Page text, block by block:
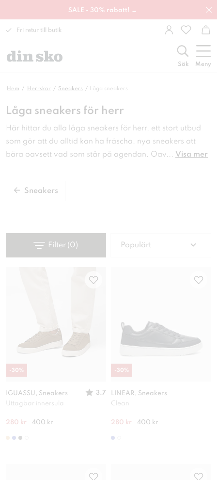
SALE - 30% rabatt! →
Fri retur till butik
Sök Meny
Hem Herrskor Sneakers Låga sneakers
Låga sneakers för herr
Här hittar du alla låga sneakers för herr, ett stort utbud
som gör att du alltid kan ha fräscha, nya sneakers att
bära oavsett vad som står på agendan. Oav... Visa mer
Sneakers
Filter (0) Populärt
IGUASSU, Sneakers
3.7
Uttagbar innersula
280 kr 400 kr
-30%
LINEAR, Sneakers
Clean
280 kr 400 kr
-30%